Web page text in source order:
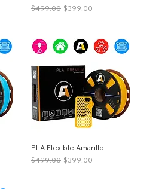
Precio
$499.00 Precio de oferta
$399.00
PLA Flexible Amarillo
Precio
$499.00 Precio de oferta
$399.00